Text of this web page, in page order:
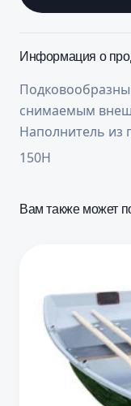
Информация о
снимаемым
Наполнитель из
150Н
Вам также может